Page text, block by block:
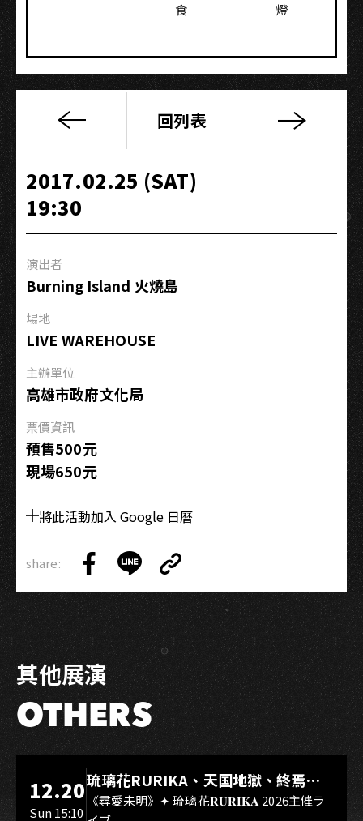
食
燈
《搖
天
使
Rock
Angel》
演
會
回列表
2017.02.25 (SAT)
19:30
演出者
Burning Island 火燒島
場地
LIVE WAREHOUSE
主辦單位
高雄市政府文化局
票價資訊
預售500元
現場650元
將此活動加入 Google 日曆
share:
on
Facebook
on
LINE
Link
Copy
Link
其他展演
OTHERS
LIVE WAREHOUSE 小庫
12.20
Sun 15:10
琉璃花RURIKA、天国地獄、終焉
Rebirth、DUALIA、無我夢中、花奏
《尋愛未明》✦ 琉璃花𝐑𝐔𝐑𝐈𝐊𝐀 2026主催ラ